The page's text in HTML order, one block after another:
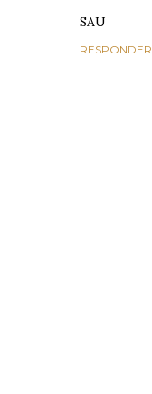
SAU
RESPONDER